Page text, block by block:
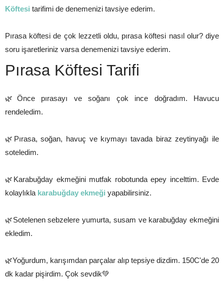
Köftesi tarifimi de denemenizi tavsiye ederim.
Pırasa köftesi de çok lezzetli oldu, pırasa köftesi nasıl olur? diye
soru işaretleriniz varsa denemenizi tavsiye ederim.
Pırasa Köftesi Tarifi
🌿Önce pırasayı ve soğanı çok ince doğradım. Havucu
rendeledim.
🌿Pırasa, soğan, havuç ve kıymayı tavada biraz zeytinyağı ile
soteledim.
🌿Karabuğday ekmeğini mutfak robotunda epey incelttim. Evde
kolaylıkla karabuğday ekmeği yapabilirsiniz.
🌿Sotelenen sebzelere yumurta, susam ve karabuğday ekmeğini
ekledim.
🌿Yoğurdum, karışımdan parçalar alıp tepsiye dizdim. 150C'de 20
dk kadar pişirdim. Çok sevdik💚